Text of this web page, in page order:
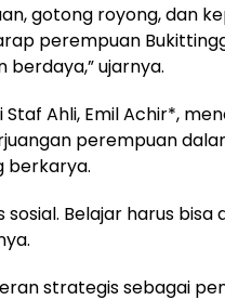
gotong royong, dan
perempuan
ujarnya.
Ahli, Emil Achir*,
perempuan
berkarya.
Belajar harus bisa
strategis sebagai